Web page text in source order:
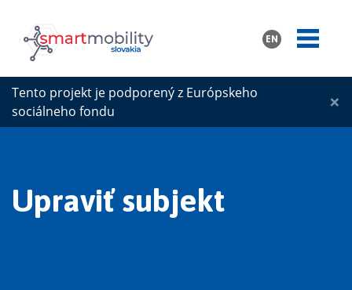
EN
Tento projekt je podporený z Európskeho
sociálneho fondu
×
Upraviť subjekt